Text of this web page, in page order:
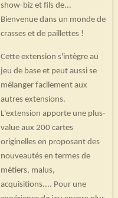
show-biz et fils de...
Bienvenue dans un monde de
crasses et de paillettes !
Cette extension s'intègre au
jeu de base et peut aussi se
mélanger facilement aux
autres extensions.
L'extension apporte une plus-
value aux 200 cartes
originelles en proposant des
nouveautés en termes de
métiers, malus,
acquisitions.... Pour une